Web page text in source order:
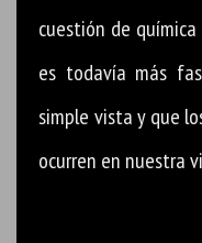
cuestión de
es todavía más
simple vista y que
ocurren en nuestra